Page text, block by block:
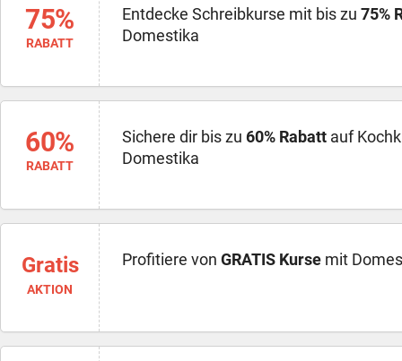
75%
RABATT
Entdecke Schreibkurse mit bis zu 75%
Domestika
60%
RABATT
Sichere dir bis zu 60% Rabatt auf
Domestika
Gratis
AKTION
Profitiere von GRATIS Kurse mit